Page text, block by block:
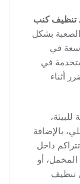
تنظيف كنب
الصعبة بشكل
في
في
أثناء
بالإضافة
داخل
أو
تنظيف